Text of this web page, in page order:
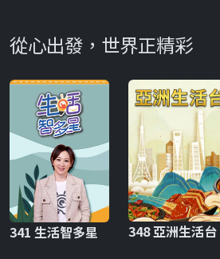
從心出發，世界正精彩
341 生活智多星 348 亞洲生活台